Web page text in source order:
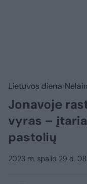
Lietuvos diena
Jonavoje
vyras –
pastolių
2023 m. spalio 29 d.